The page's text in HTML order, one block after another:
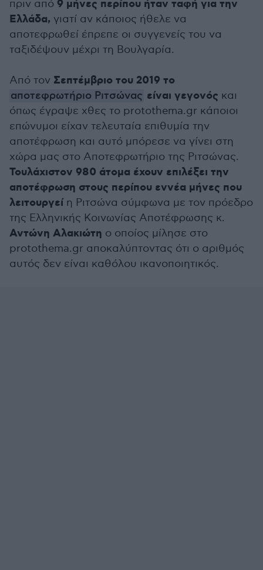
πριν από 9 μήνες περίπου ήταν ταφή για την
Ελλάδα, γιατί αν κάποιος ήθελε να
αποτεφρωθεί έπρεπε οι συγγενείς του να
ταξιδέψουν μέχρι τη Βουλγαρία.
Από τον Σεπτέμβριο του 2019 το
αποτεφρωτήριο Ριτσώνας είναι γεγονός και
όπως έγραψε χθες το protothema.gr κάποιοι
επώνυμοι είχαν τελευταία επιθυμία την
αποτέφρωση και αυτό μπόρεσε να γίνει στη
χώρα μας στο Αποτεφρωτήριο της Ριτσώνας.
Τουλάχιστον 980 άτομα έχουν επιλέξει την
αποτέφρωση στους περίπου εννέα μήνες που
λειτουργείη Ριτσώνα σύμφωνα με τον πρόεδρο
της Ελληνικής Κοινωνίας Αποτέφρωσης κ.
Αντώνη Αλακιώτη ο οποίος μίλησε στο
protothema.gr αποκαλύπτοντας ότι ο αριθμός
αυτός δεν είναι καθόλου ικανοποιητικός.